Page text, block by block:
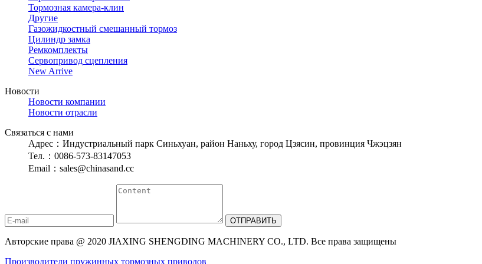
Тормозная камера-клин
Другие
Газожидкостный смешанный тормоз
Цилиндр замка
Ремкомплекты
Сервопривод сцепления
New Arrive
Новости
Новости компании
Новости отрасли
Связаться с нами
Адрес：Индустриальный парк Синьхуан, район Наньху, город Цзясин, провинция Чжэцзян
Тел.：0086-573-83147053
Email：sales@chinasand.cc
Авторские права @ 2020 JIAXING SHENGDING MACHINERY CO., LTD. Все права защищены
Производители пружинных тормозных приводов